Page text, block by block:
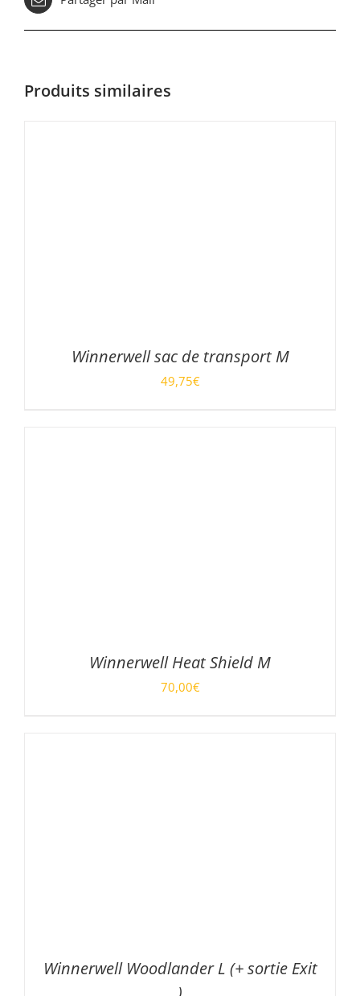
Produits similaires
Winnerwell sac de transport M
49,75€
Winnerwell Heat Shield M
70,00€
Winnerwell Woodlander L (+ sortie Exit